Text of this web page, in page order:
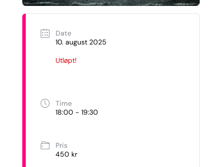
Min Side
Date
10. august 2025
Utløpt!
Time
18:00 - 19:30
Pris
450 kr